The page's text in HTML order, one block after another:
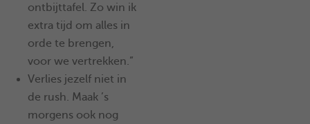
ontbijttafel. Zo win ik
extra tijd om alles in
orde te brengen,
voor we vertrekken.”
Verlies jezelf niet in
de rush. Maak ’s
morgens ook nog